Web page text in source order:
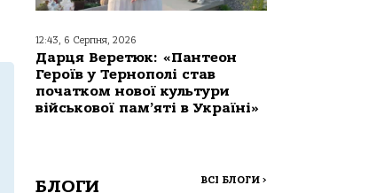
12:43, 6 Серпня, 2026
Дарця Веретюк: «Пантеон
Героїв у Тернополі став
початком нової культури
військової пам’яті в Україні»
БЛОГИ ВСІ БЛОГИ >